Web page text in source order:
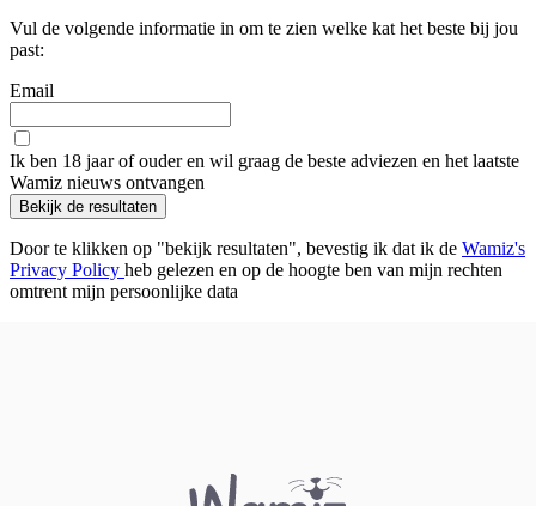
Vul de volgende informatie in om te zien welke kat het beste bij jou
past:
Email
Ik ben 18 jaar of ouder en wil graag de beste adviezen en het laatste
Wamiz nieuws ontvangen
Bekijk de resultaten
Door te klikken op "bekijk resultaten", bevestig ik dat ik de Wamiz's
Privacy Policy heb gelezen en op de hoogte ben van mijn rechten
omtrent mijn persoonlijke data